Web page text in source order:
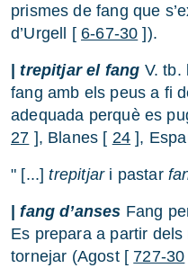
prismes de fang que
d’Urgell [ 6-67-30 ]).
|trepitjar el fang V. tb.
fang amb els peus a fi
adequada perquè es
27 ], Blanes [ 24 ],
" [...]trepitjari pastar
|fang d’anses Fang
Es prepara a partir
tornejar (Agost [ 727-30